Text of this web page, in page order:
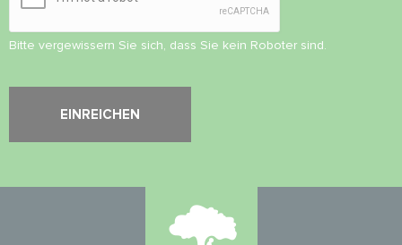
Bitte vergewissern Sie sich, dass Sie kein Roboter sind.